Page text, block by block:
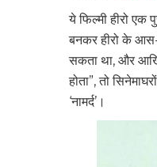
ये फिल्मी हीरो एक
बनकर हीरो के
सकता था, और
होता”, तो
‘नामर्द’।